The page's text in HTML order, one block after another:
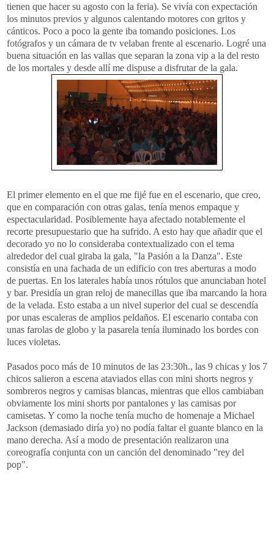
tienen que hacer su agosto con la feria). Se vivía con expectación
los minutos previos y algunos calentando motores con gritos y
cánticos. Poco a poco la gente iba tomando posiciones. Los
fotógrafos y un cámara de tv velaban frente al escenario. Logré una
buena situación en las vallas que separan la zona vip a la del resto
de los mortales y desde allí me dispuse a disfrutar de la gala.
El primer elemento en el que me fijé fue en el escenario, que creo,
que en comparación con otras galas, tenía menos empaque y
espectacularidad. Posiblemente haya afectado notablemente el
recorte presupuestario que ha sufrido. A esto hay que añadir que el
decorado yo no lo consideraba contextualizado con el tema
alrededor del cual giraba la gala, "la Pasión a la Danza". Este
consistía en una fachada de un edificio con tres aberturas a modo
de puertas. En los laterales había unos rótulos que anunciaban hotel
y bar. Presidía un gran reloj de manecillas que iba marcando la hora
de la velada. Esto estaba a un nivel superior del cual se descendía
por unas escaleras de amplios peldaños. El escenario contaba con
unas farolas de globo y la pasarela tenía iluminado los bordes con
luces violetas.
Pasados poco más de 10 minutos de las 23:30h., las 9 chicas y los 7
chicos salieron a escena ataviados ellas con mini shorts negros y
sombreros negros y camisas blancas, mientras que ellos cambiaban
obviamente los mini shorts por pantalones y las camisas por
camisetas. Y como la noche tenía mucho de homenaje a Michael
Jackson (demasiado diría yo) no podía faltar el guante blanco en la
mano derecha. Así a modo de presentación realizaron una
coreografía conjunta con un canción del denominado "rey del
pop".